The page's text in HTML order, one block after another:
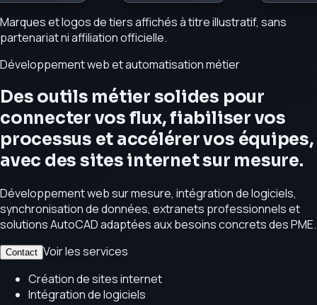
Marques et logos de tiers affichés à titre illustratif, sans
partenariat ni affiliation officielle.
Développement web et automatisation métier
Des outils métier solides pour
connecter vos flux, fiabiliser vos
processus et accélérer vos équipes,
avec des sites internet sur mesure.
Développement web sur mesure, intégration de logiciels,
synchronisation de données, extranets professionnels et
solutions AutoCAD adaptées aux besoins concrets des PME.
Contact Voir les services
Création de sites internet
Intégration de logiciels